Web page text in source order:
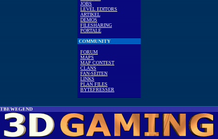
JOBS
LEVEL EDITORS
ARTIKEL
DEMOS
FILESHARING
PORTALE
COMMUNITY
FORUM
MAPS
MAP CONTEST
CLANS
FAN-SEITEN
LINKS
PLAN FILES
BYTEFRESSER